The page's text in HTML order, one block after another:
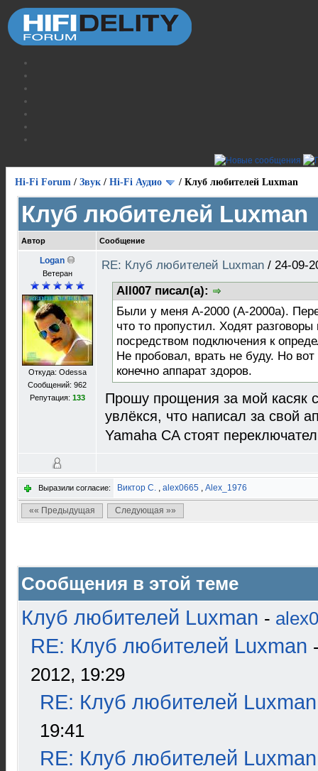
Hi-Fi Forum / Звук / Hi-Fi Аудио / Клуб любителей Luxman
Клуб любителей Luxman
Автор Сообщение
Logan
Ветеран
Откуда: Odessa
Сообщений: 962
Репутация: 133
RE: Клуб любителей Luxman / 24-09-
All007 писал(а):
Были у меня А-2000 (А-2000а).
что то пропустил. Ходят
посредством подключения к
Не пробовал, врать не буду. Но
конечно аппарат здоров.
Прошу прощения за мой касяк
увлёкся, что написал за свой
Yamaha CA стоят
Выразили согласие: Виктор С. , alex0665 , Alex_1976
«« Предыдущая Следующая »»
Сообщения в этой теме
Клуб любителей Luxman -
RE: Клуб любителей Luxman
2012, 19:29
RE: Клуб любителей Luxman
19:41
RE: Клуб любителей Luxman